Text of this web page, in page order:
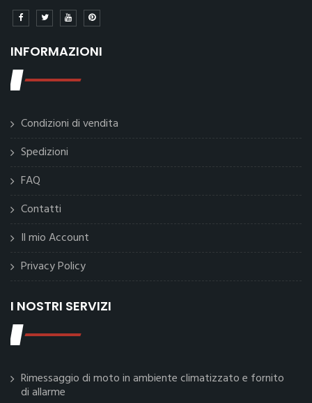
INFORMAZIONI
Condizioni di vendita
Spedizioni
FAQ
Contatti
Il mio Account
Privacy Policy
I NOSTRI SERVIZI
Rimessaggio di moto in ambiente climatizzato e fornito
di allarme